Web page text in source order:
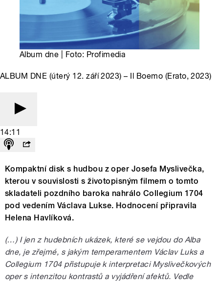
Album dne | Foto: Profimedia
ALBUM DNE (úterý 12. září 2023) – Il Boemo (Erato, 2023)
14:11
Kompaktní disk s hudbou z oper Josefa Myslivečka,
kterou v souvislosti s životopisným filmem o tomto
skladateli pozdního baroka nahrálo Collegium 1704
pod vedením Václava Lukse. Hodnocení připravila
Helena Havlíková.
(…) I jen z hudebních ukázek, které se vejdou do Alba
dne, je zřejmé, s jakým temperamentem Václav Luks a
Collegium 1704 přistupuje k interpretaci Myslivečkových
oper s intenzitou kontrastů a vyjádření afektů. Vedle